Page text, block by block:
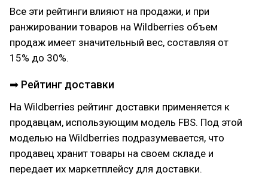
Все эти рейтинги влияют на продажи, и при
ранжировании товаров на Wildberries объем
продаж имеет значительный вес, составляя от
15% до 30%.
➡ Рейтинг доставки
На Wildberries рейтинг доставки применяется к
продавцам, использующим модель FBS. Под этой
моделью на Wildberries подразумевается, что
продавец хранит товары на своем складе и
передает их маркетплейсу для доставки.